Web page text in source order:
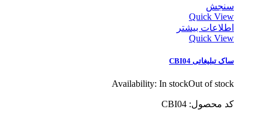
سنجش
Quick View
اطلاعات بیشتر
Quick View
ساک تبلیغاتی CBI04
Availability: In stockOut of stock
کد محصول: CBI04